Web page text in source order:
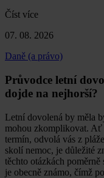
Číst více
07. 08. 2026
Daně (a právo)
Průvodce letní
dojde na nejhorší?
Letní dovolená by měla
mohou zkomplikovat. Ať
termín, odvolá vás z
skolí nemoc, je důležité
těchto otázkách
je obecně známo, čímž